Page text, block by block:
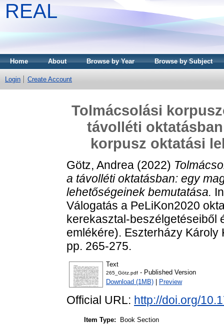
REAL
Home About Browse by Year Browse by Subject
Login Create Account
Tolmácsolási
távolléti
korpusz oktatási
Götz, Andrea (2022)
a távolléti oktatásban: egy
lehetőségeinek bemutatása.
Válogatás a PeLiKon2020
kerekasztal-beszélgetéseiből
emlékére). Eszterházy Károly
pp. 265-275.
Text
265_Götz.pdf - Published Version
Download (1MB)
Preview
Official URL: http://doi.org/
Item Type: Book Section